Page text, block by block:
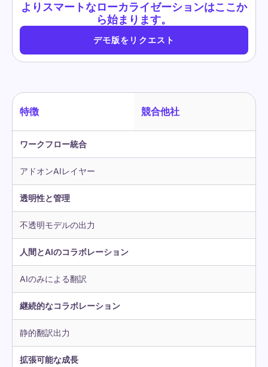
よりスマートなローカライゼーションはここか
ら始まります。
デモ版をリクエスト
特徴 競合他社
ワークフロー統合
アドオンAIレイヤー
透明性と管理
不透明モデルの出力
人間とAIのコラボレーション
AIのみによる翻訳
継続的なコラボレーション
静的翻訳出力
拡張可能な成長